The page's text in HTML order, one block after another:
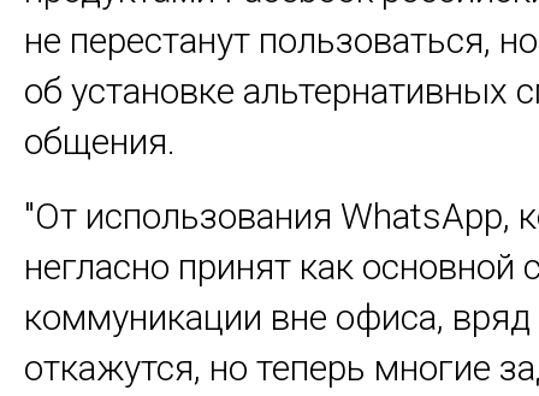
не перестанут пользоваться,
об установке альтернативных
общения.
"От использования WhatsApp,
негласно принят как основной
коммуникации вне офиса, вряд
откажутся, но теперь многие